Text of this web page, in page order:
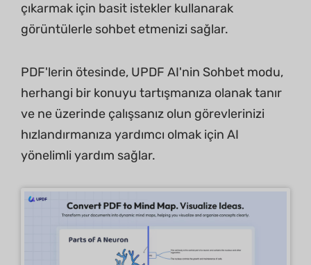
çıkarmak için basit istekler kullanarak
görüntülerle sohbet etmenizi sağlar.
PDF'lerin ötesinde, UPDF AI'nin Sohbet modu,
herhangi bir konuyu tartışmanıza olanak tanır
ve ne üzerinde çalışsanız olun görevlerinizi
hızlandırmanıza yardımcı olmak için AI
yönelimli yardım sağlar.